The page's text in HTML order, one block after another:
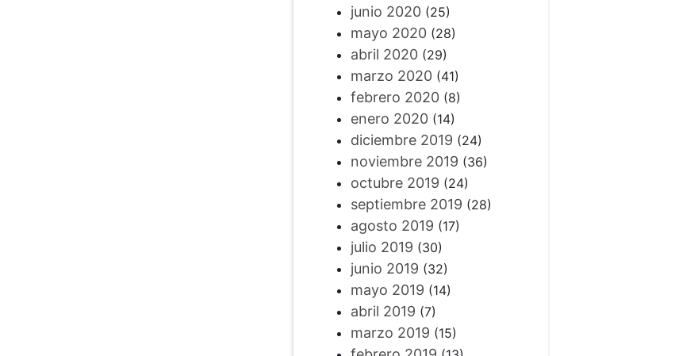
junio 2020(25)
mayo 2020(28)
abril 2020(29)
marzo 2020(41)
febrero 2020(8)
enero 2020(14)
diciembre 2019 (24)
noviembre 2019 (36)
octubre 2019 (24)
septiembre 2019 (28)
agosto 2019 (17)
julio 2019 (30)
junio 2019 (32)
mayo 2019 (14)
abril 2019 (7)
marzo 2019 (15)